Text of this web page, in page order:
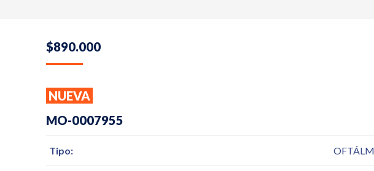
$890.000
NUEVA
MO-0007955
Tipo: